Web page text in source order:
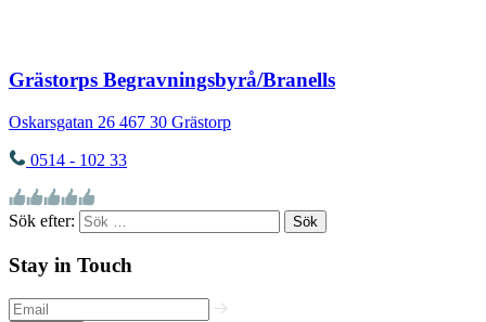
Grästorps Begravningsbyrå/Branells
Oskarsgatan 26 467 30 Grästorp
0514 - 102 33
Sök efter:
Stay in Touch